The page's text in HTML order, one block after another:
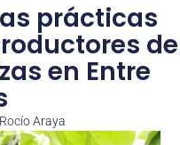
prácticas
de
en Entre
Rocío Araya